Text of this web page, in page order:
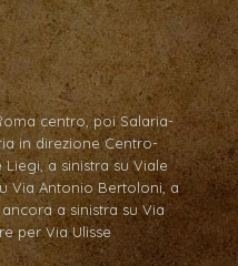
centro, poi Salaria-
in direzione Centro-
a sinistra su Viale
Via Antonio Bertoloni, a
a sinistra su Via
per Via Ulisse